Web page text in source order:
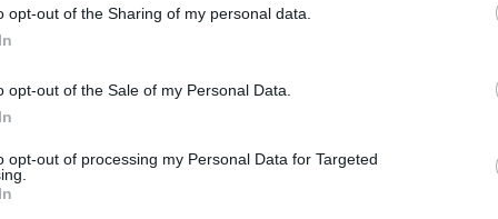
opt-out of the Sharing of my personal data.
opt-out of the Sale of my Personal Data.
opt-out of processing my Personal Data for Targeted
megújulnak egyházi intézmények, hitéleti
inkább bezárják.
nemzet csak erős közösségekre épülhet, a
a Székesfehérvári Egyházmegye püspöke